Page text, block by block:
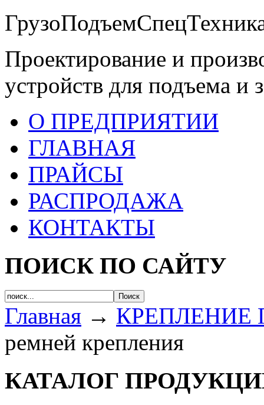
Проектирование и
устройств для подъема и
О ПРЕДПРИЯТИИ
ГЛАВНАЯ
ПРАЙСЫ
РАСПРОДАЖА
КОНТАКТЫ
ПОИСК ПО САЙТУ
Главная → КРЕПЛЕНИЕ
ремней крепления
КАТАЛОГ